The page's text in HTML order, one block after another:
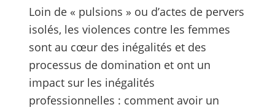
Loin de « pulsions » ou d’actes de pervers
isolés, les violences contre les femmes
sont au cœur des inégalités et des
processus de domination et ont un
impact sur les inégalités
professionnelles : comment avoir un